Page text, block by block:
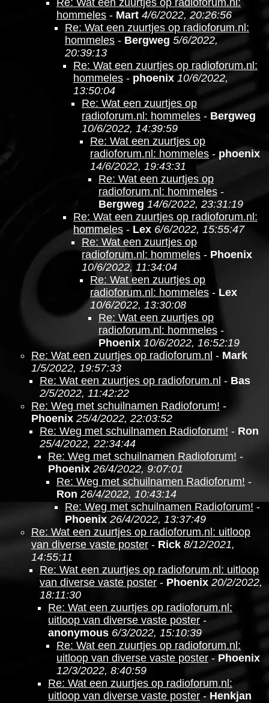
Re: Wat een zuurtjes op radioforum.nl:
hommeles - Mart 4/6/2022, 20:26:56
Re: Wat een zuurtjes op radioforum.nl:
hommeles - Bergweg 5/6/2022,
20:39:13
Re: Wat een zuurtjes op radioforum.nl:
hommeles - phoenix 10/6/2022,
13:50:04
Re: Wat een zuurtjes op
radioforum.nl: hommeles - Bergweg
10/6/2022, 14:39:59
Re: Wat een zuurtjes op
radioforum.nl: hommeles -phoenix
14/6/2022, 19:43:31
Re: Wat een zuurtjes op
radioforum.nl: hommeles -
Bergweg 14/6/2022, 23:31:19
Re: Wat een zuurtjes op radioforum.nl:
hommeles - Lex 6/6/2022, 15:55:47
Re: Wat een zuurtjes op
radioforum.nl: hommeles - Phoenix
10/6/2022, 11:34:04
Re: Wat een zuurtjes op
radioforum.nl: hommeles - Lex
10/6/2022, 13:30:08
Re: Wat een zuurtjes op
radioforum.nl: hommeles -
Phoenix 10/6/2022, 16:52:19
Re: Wat een zuurtjes op radioforum.nl - Mark
1/5/2022, 19:57:33
Re: Wat een zuurtjes op radioforum.nl - Bas
2/5/2022, 11:42:22
Re: Weg met schuilnamen Radioforum! -
Phoenix 25/4/2022, 22:03:52
Re: Weg met schuilnamen Radioforum! - Ron
25/4/2022, 22:34:44
Re: Weg met schuilnamen Radioforum! -
Phoenix 26/4/2022, 9:07:01
Re: Weg met schuilnamen Radioforum! -
Ron 26/4/2022, 10:43:14
Re: Weg met schuilnamen Radioforum! -
Phoenix 26/4/2022, 13:37:49
Re: Wat een zuurtjes op radioforum.nl: uitloop
van diverse vaste poster - Rick 8/12/2021,
14:55:11
Re: Wat een zuurtjes op radioforum.nl: uitloop
van diverse vaste poster - Phoenix 20/2/2022,
18:11:30
Re: Wat een zuurtjes op radioforum.nl:
uitloop van diverse vaste poster -
anonymous 6/3/2022, 15:10:39
Re: Wat een zuurtjes op radioforum.nl:
uitloop van diverse vaste poster - Phoenix
12/3/2022, 8:40:59
Re: Wat een zuurtjes op radioforum.nl:
uitloop van diverse vaste poster - Henkjan